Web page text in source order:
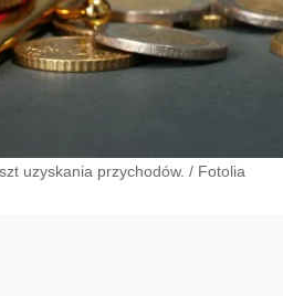
uzyskania przychodów. / Fotolia